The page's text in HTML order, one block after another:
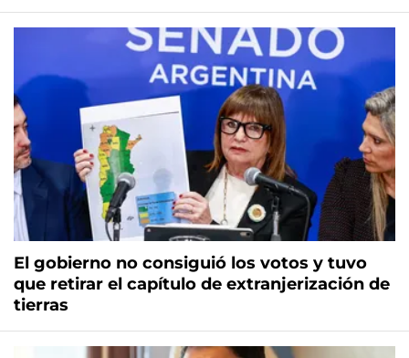
El gobierno no consiguió los votos y tuvo
que retirar el capítulo de extranjerización de
tierras